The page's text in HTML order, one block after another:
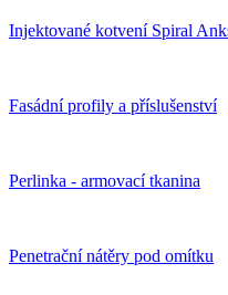
Injektované kotvení Spiral
Fasádní profily a příslušenství
Perlinka - armovací tkanina
Penetrační nátěry pod omítku